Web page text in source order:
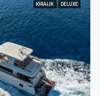
KIRALIK DELUXE